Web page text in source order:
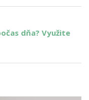
dňa? Využite